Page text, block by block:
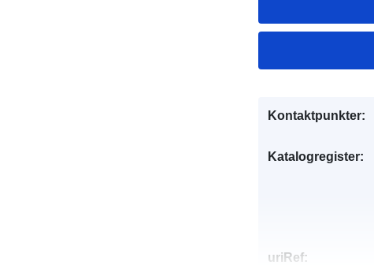
Kontaktpunkter:
Katalogregister:
uriRef: